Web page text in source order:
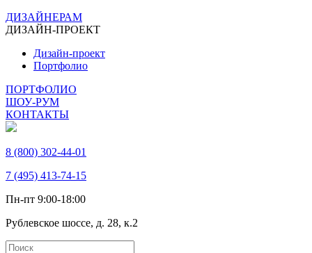
ДИЗАЙНЕРАМ
ДИЗАЙН-ПРОЕКТ
Дизайн-проект
Портфолио
ПОРТФОЛИО
ШОУ-РУМ
КОНТАКТЫ
8 (800) 302-44-01
7 (495) 413-74-15
Пн-пт 9:00-18:00
Рублевское шоссе, д. 28, к.2